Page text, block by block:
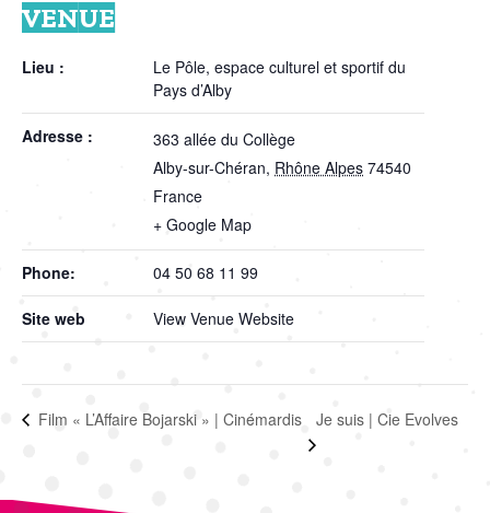
VENUE
Lieu :
Le Pôle, espace culturel et sportif du
Pays d’Alby
Adresse :
363 allée du Collège
Alby-sur-Chéran, Rhône Alpes 74540
France
+ Google Map
Phone: 04 50 68 11 99
Site web View Venue Website
Film « L’Affaire Bojarski » | Cinémardis Je suis | Cie Evolves